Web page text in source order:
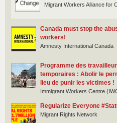
Migrant Workers Alliance for
Canada must stop the
workers!
Amnesty International Canada
Programme des
temporaires : Abolir le
lieu de punir les victimes !
Immigrant Workers Centre
Regularize Everyone
Migrant Rights Network